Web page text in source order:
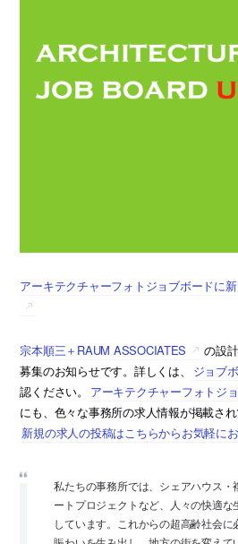
アーキテクチャーフォトジョブボードに
宗本順三＋RAUM ASSOCIATES
の設
募集のお知らせです。詳しくは、
ジョブ
認ください。
アーキテクチャーフォトジ
にも、色々な事務所の求人情報が掲載され
新規の求人の投稿はこちらからお気軽に
私たちの事務所では、シェアハウス・
ートプロジェクトなど、人々の快適
しています。これからの超高齢社会